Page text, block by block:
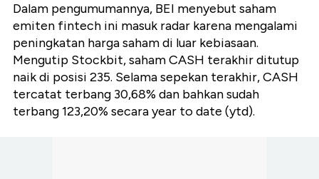
Dalam pengumumannya, BEI menyebut saham
emiten fintech ini masuk radar karena mengalami
peningkatan harga saham di luar kebiasaan.
Mengutip Stockbit, saham CASH terakhir ditutup
naik di posisi 235. Selama sepekan terakhir, CASH
tercatat terbang 30,68% dan bahkan sudah
terbang 123,20% secara year to date (ytd).